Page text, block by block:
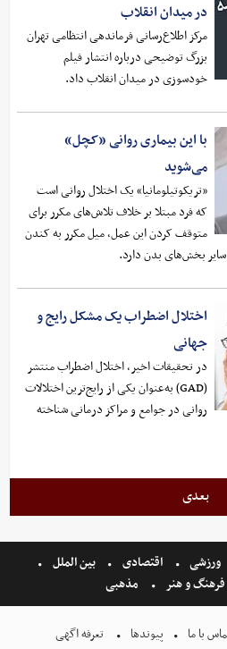
در میدان انقلاب
مرکز اطلاع‌رسانی فرماندهی انتظامی تهران
بزرگ توضیحی درباره انتشار فیلم
خودسوزی در میدان انقلاب داد.
با این بیماری روانی «کچل»
می‌شوید
«تریکوتیلومانیا» یک اختلال روانی است
که فرد مبتلا بر خلاف تلاش‌های مکرر برای
متوقف کردن این عمل، میل مکرر به کندن
بخش‌های بدن دارد.
اختلال اضطراب یک مشکل رایج و
جهانی
در تحقیقات اخیر، اختلال اضطراب منتشر
(GAD) به‌عنوان یکی از رایج‌ترین اختلالات
روانی در جوامع و مراکز درمانی شناخته
بعدی
ورزشی اقتصادی
بین الملل
فرهنگ و هنر مذهبی
با ما پیوندها تعرفه اگهی